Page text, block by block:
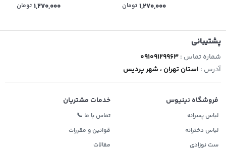
1,270,000 تومان 1,270,000 تومان
پشتیبانی
شماره تماس :09109129963
آدرس : استان تهران ، شهر پردیس
فروشگاه نینیوس
لباس پسرانه
لباس دخترانه
ست نوزادی
خدمات مشتریان
تماس با ما 📞
قوانین و مقررات
مقالات